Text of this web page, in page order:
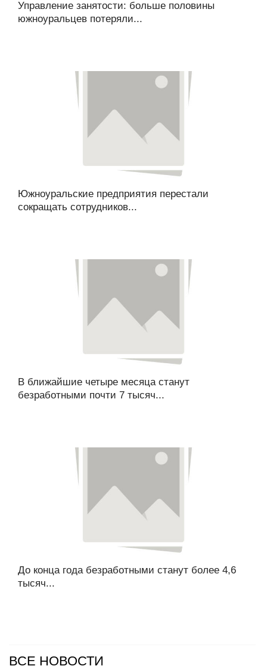
Управление занятости: больше половины
южноуральцев потеряли...
Южноуральские предприятия перестали
сокращать сотрудников...
В ближайшие четыре месяца станут
безработными почти 7 тысяч...
До конца года безработными станут более 4,6
тысяч...
ВСЕ НОВОСТИ